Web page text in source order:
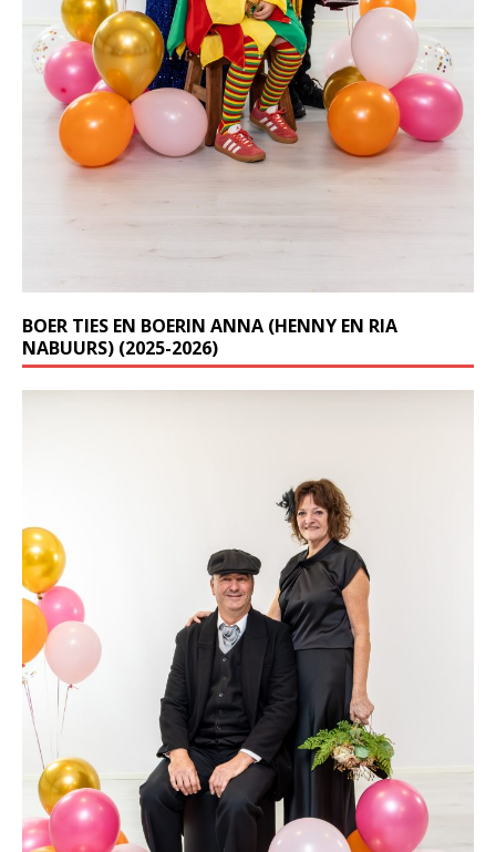
BOER TIES EN BOERIN ANNA (HENNY EN RIA
NABUURS) (2025-2026)